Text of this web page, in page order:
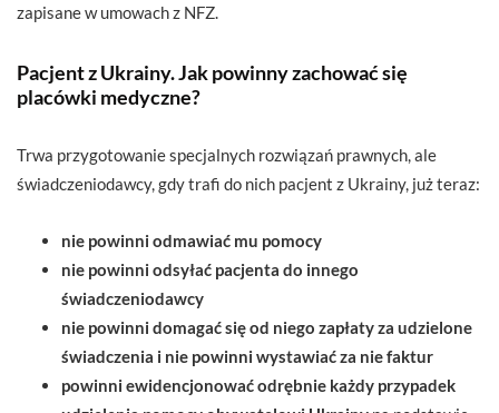
zapisane w umowach z NFZ.
Pacjent z Ukrainy. Jak powinny zachować się
placówki medyczne?
Trwa przygotowanie specjalnych rozwiązań prawnych, ale
świadczeniodawcy, gdy trafi do nich pacjent z Ukrainy, już teraz:
nie powinni odmawiać mu pomocy
nie powinni odsyłać pacjenta do innego
świadczeniodawcy
nie powinni domagać się od niego zapłaty za udzielone
świadczenia i nie powinni wystawiać za nie faktur
powinni ewidencjonować odrębnie każdy przypadek